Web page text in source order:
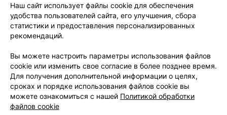
Вакансии
Партнеры
Написать руководителю 103.by
Обработка персональных данных
Наш сайт использует файлы cookie для обеспечения
удобства пользователей сайта, его улучшения, сбора
статистики и предоставления персонализированных
рекомендаций.
Вы можете настроить параметры использования файлов
cookie или изменить свое согласие в более позднее время.
Для получения дополнительной информации о целях,
сроках и порядке использования файлов cookie вы
можете ознакомиться с нашей Политикой обработки
файлов cookie